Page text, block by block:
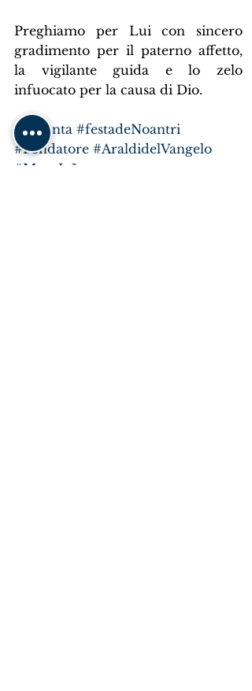
Preghiamo per Lui con sincero
gradimento per il paterno affetto,
la vigilante guida e lo zelo
infuocato per la causa di Dio.
#Assunta #festadeNoantri
#Fondatore #AraldidelVangelo
#MonsJoão